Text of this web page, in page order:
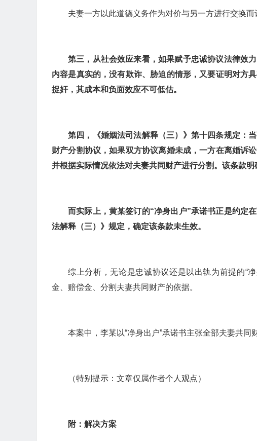
夫妻一方以此道德义务作为对价与另一方进行交换
第三，从社会效应来看，如果赋予忠诚协议法律效
内容是真实的，没有欺诈、胁迫的情形，又要证明对方
捉奸，其成本和负面效应不可低估。
第四，《婚姻法司法解释（三）》第十四条规定：
财产分割协议，如果双方协议离婚未成，一方在离婚诉
并根据实际情况依法对夫妻共同财产进行分割。 该条款明
而实际上，黄某签订的“净身出户”承诺书正是约定
法解释（三）》规定，确定该条款未生效。
综上分析，无论是忠诚协议还是以出轨为前提的“
金、赔偿金、分割夫妻共同财产的依据。
本案中，李某以“净身出户”承诺书主张全部夫妻共同
（特别提示：文章仅属作者个人观点）
附： 解决方案